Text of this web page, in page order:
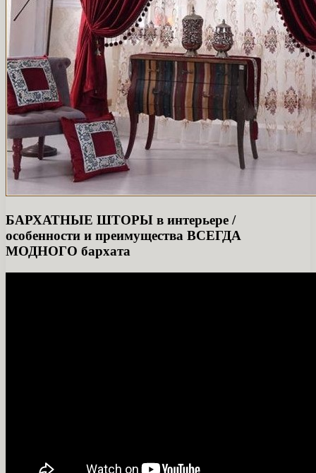
БАРХАТНЫЕ ШТОРЫ в интерьере /
особенности и преимущества ВСЕГДА
МОДНОГО бархата